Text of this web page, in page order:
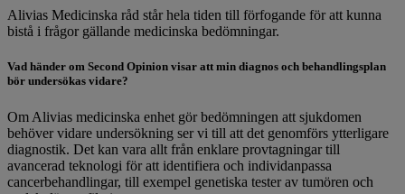
Alivias Medicinska råd står hela tiden till förfogande för att kunna
bistå i frågor gällande medicinska bedömningar.
Vad händer om Second Opinion visar att min diagnos och behandlingsplan
bör undersökas vidare?
Om Alivias medicinska enhet gör bedömningen att sjukdomen
behöver vidare undersökning ser vi till att det genomförs ytterligare
diagnostik. Det kan vara allt från enklare provtagningar till
avancerad teknologi för att identifiera och individanpassa
cancerbehandlingar, till exempel genetiska tester av tumören och